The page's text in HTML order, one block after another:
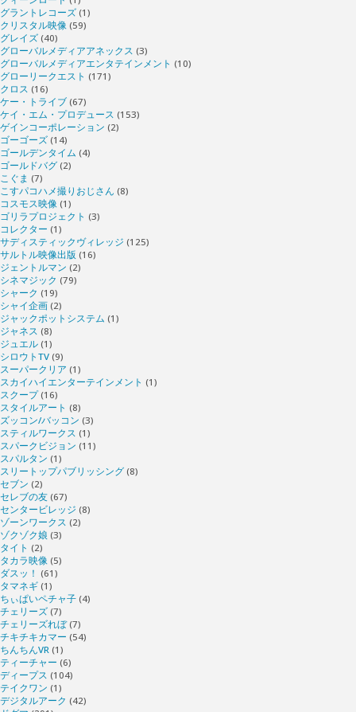
グラントレコーズ (1)
クリスタル映像 (59)
グレイズ (40)
グローバルメディアアネックス (3)
グローバルメディアエンタテインメント (10)
グローリークエスト (171)
クロス (16)
ケー・トライブ (67)
ケイ・エム・プロデュース (153)
ゲインコーポレーション (2)
ゴーゴーズ (14)
ゴールデンタイム (4)
ゴールドバグ (2)
こぐま (7)
こすパコハメ撮りおじさん (8)
コスモス映像 (1)
ゴリラプロジェクト (3)
コレクター (1)
サディスティックヴィレッジ (125)
サルトル映像出版 (16)
ジェントルマン (2)
シネマジック (79)
シャーク (19)
シャイ企画 (2)
ジャックポットシステム (1)
ジャネス (8)
ジュエル (1)
シロウトTV (9)
スーパークリア (1)
スカイハイエンターテインメント (1)
スクープ(16)
スタイルアート (8)
ズッコン/バッコン (3)
スティルワークス (1)
スパークビジョン (11)
スパルタン (1)
スリートップパブリッシング (8)
セブン (2)
セレブの友 (67)
センタービレッジ (8)
ゾーンワークス (2)
ゾクゾク娘 (3)
タイト (2)
タカラ映像 (5)
ダスッ！ (61)
タマネギ (1)
ちぃぱいペチャ子 (4)
チェリーズ (7)
チェリーズれぼ(7)
チキチキカマー (54)
ちんちんVR (1)
ティーチャー (6)
ディープス (104)
テイクワン (1)
デジタルアーク (42)